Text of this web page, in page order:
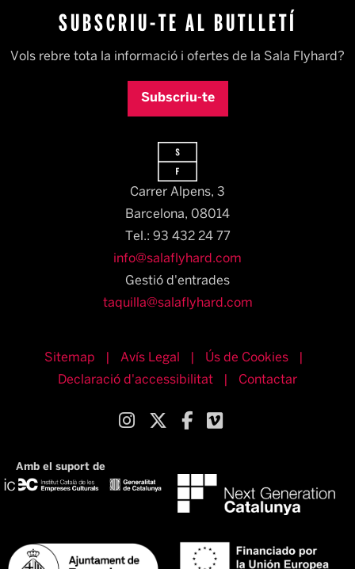
SUBSCRIU-TE AL BUTLLETÍ
Vols rebre tota la informació i ofertes de la Sala Flyhard?
Subscriu-te
Carrer Alpens, 3
Barcelona, 08014​
Tel.: 93 432 24 77
info@salaflyhard.com
Gestió d'entrades
taquilla@salaflyhard.com
Sitemap Avís Legal Ús de Cookies
Declaració d'accessibilitat
Contactar
Link a instagram
Link a twitter
Link a facebook
Amb el suport de